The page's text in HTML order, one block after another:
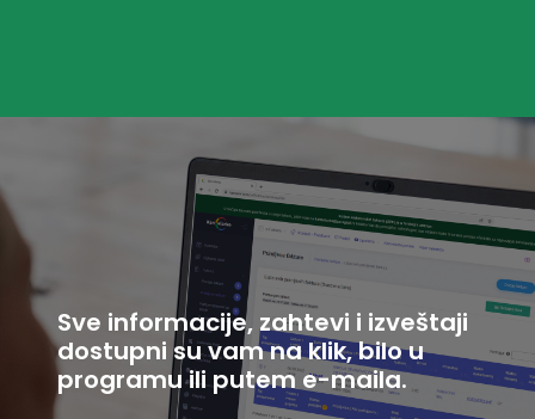
Sve informacije, zahtevi i izveštaji
dostupni su vam na klik, bilo u
programu ili putem e-maila.